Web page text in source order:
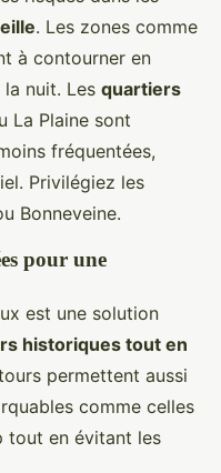
. Les zones comme
à contourner en
nuit. Les quartiers
La Plaine sont
fréquentées,
Privilégiez les
Bonneveine.
pour une
est une solution
historiques tout en
permettent aussi
comme celles
tout en évitant les